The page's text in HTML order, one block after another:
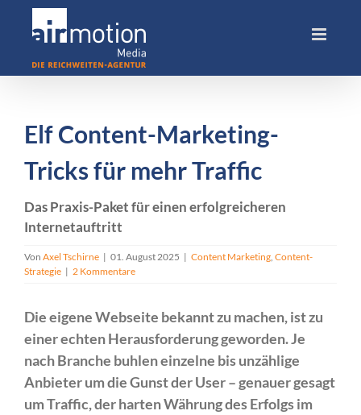
Elf Content-Marketing-
Tricks für mehr Traffic
Das Praxis-Paket für einen erfolgreicheren
Internetauftritt
Von Axel Tschirne | 01. August 2025 | Content Marketing, Content-
Strategie | 2 Kommentare
Die eigene Webseite bekannt zu machen, ist zu
einer echten Herausforderung geworden. Je
nach Branche buhlen einzelne bis unzählige
Anbieter um die Gunst der User – genauer gesagt
um Traffic, der harten Währung des Erfolgs im